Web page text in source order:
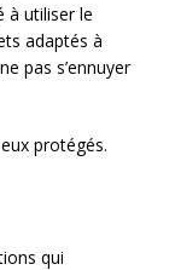
à utiliser le
adaptés à
pas s’ennuyer
protégés.
qui